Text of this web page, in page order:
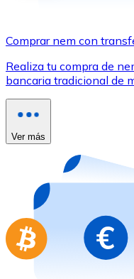
Utiliza tarjetas
Comprar con tarjeta
Compra tarjetas
Ir a la tienda de
Comprar nem con
Realiza tu compra de
bancaria tradicional de
Ver más